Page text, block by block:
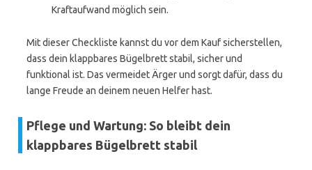
Kraftaufwand möglich sein.
Mit dieser Checkliste kannst du vor dem Kauf sicherstellen,
dass dein klappbares Bügelbrett stabil, sicher und
funktional ist. Das vermeidet Ärger und sorgt dafür, dass du
lange Freude an deinem neuen Helfer hast.
Pflege und Wartung: So bleibt dein
klappbares Bügelbrett stabil